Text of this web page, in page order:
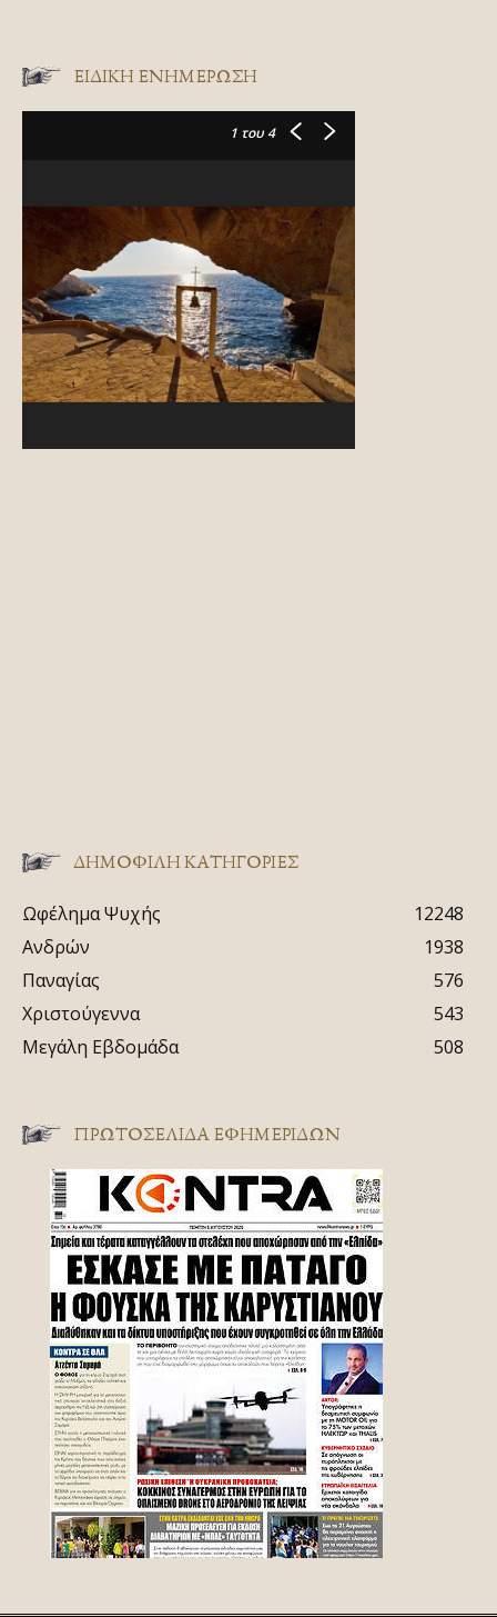
ΕΙΔΙΚΉ ΕΝΗΜΈΡΩΣΗ
1 του 4
ΔΗΜΟΦΙΛΗ ΚΑΤΗΓΟΡΙΕΣ
Ωφέλημα Ψυχής
12248
Ανδρών
1938
Παναγίας
576
Χριστούγεννα
543
Μεγάλη Εβδομάδα
508
ΠΡΩΤΟΣΈΛΙΔΑ ΕΦΗΜΕΡΊΔΩΝ